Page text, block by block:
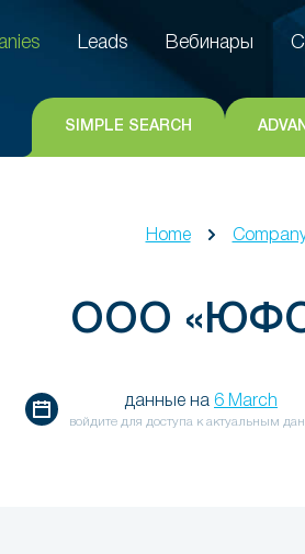
Leads Вебинары
SIMPLE SEARCH
Home
ООО
данные на 6 March
войдите для доступа к актуальным